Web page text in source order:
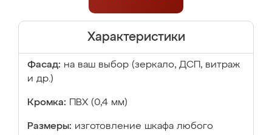
Характеристики
Фасад: на ваш выбор (зеркало, ДСП, витраж
и др.)
Кромка: ПВХ (0,4 мм)
Размеры: изготовление шкафа любого